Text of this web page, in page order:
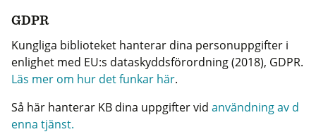
GDPR
Kungliga biblioteket hanterar dina personuppgifter i
enlighet med EU:s dataskyddsförordning (2018), GDPR.
Läs mer om hur det funkar här.
Så här hanterar KB dina uppgifter vid användning av d
enna tjänst.